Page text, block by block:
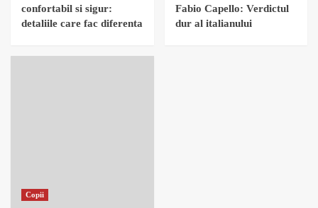
confortabil si sigur:
detaliile care fac diferenta
Fabio Capello: Verdictul
dur al italianului
Copii